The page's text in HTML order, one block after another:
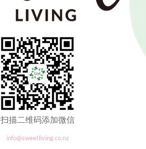
扫描二维码添加微信
info@sweetliving.co.nz